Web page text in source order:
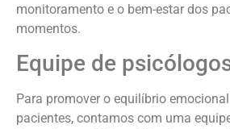
monitoramento e o bem-estar dos
momentos.
Equipe de
Para promover o equilíbrio
pacientes, contamos com uma